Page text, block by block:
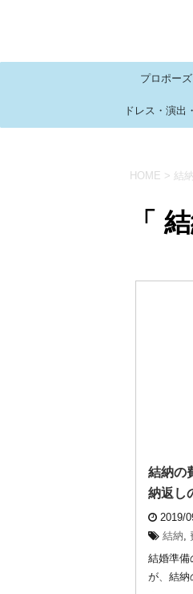
プロポー
ドレス・演出
HOME > 結納
「
結納の
納返し
2019/
結納,
結婚準備
が、結納